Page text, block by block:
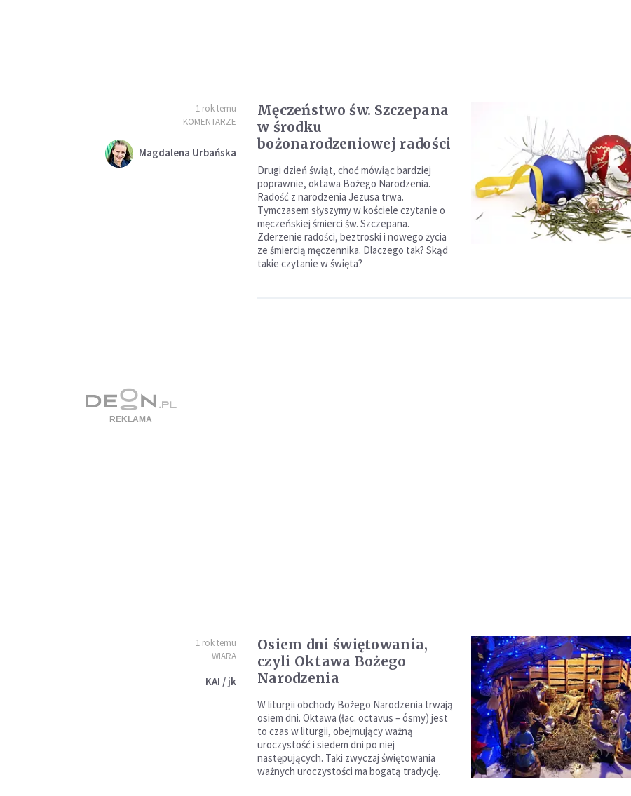
1 rok temu
KOMENTARZE
Magdalena Urbańska
Męczeństwo św. Szczepana
w środku
bożonarodzeniowej radości
Drugi dzień świąt, choć mówiąc bardziej
poprawnie, oktawa Bożego Narodzenia.
Radość z narodzenia Jezusa trwa.
Tymczasem słyszymy w kościele czytanie o
męczeńskiej śmierci św. Szczepana.
Zderzenie radości, beztroski i nowego życia
ze śmiercią męczennika. Dlaczego tak? Skąd
takie czytanie w święta?
1 rok temu
WIARA
KAI / jk
Osiem dni świętowania,
czyli Oktawa Bożego
Narodzenia
W liturgii obchody Bożego Narodzenia trwają
osiem dni. Oktawa (łac. octavus – ósmy) jest
to czas w liturgii, obejmujący ważną
uroczystość i siedem dni po niej
następujących. Taki zwyczaj świętowania
ważnych uroczystości ma bogatą tradycję.